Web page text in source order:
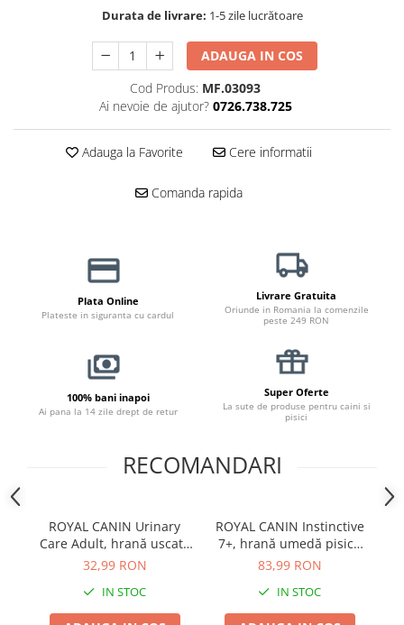
Zgărzi & HamuriDurata de livrare: 1-5 zile lucrătoare
ADAUGA IN COS
Cod Produs: MF.03093
Ai nevoie de ajutor? 0726.738.725
Adauga la Favorite Cere informatii
Comanda rapida
Plata Online
Plateste in siguranta cu cardul
Livrare Gratuita
Oriunde in Romania la comenzile
peste 249 RON
100% bani inapoi
Ai pana la 14 zile drept de retur
Super Oferte
La sute de produse pentru caini si
pisici
RECOMANDARI
ROYAL CANIN Urinary
Care Adult, hrană uscată
pisică, sănătatea tractului
32,99 RON
IN STOC
ROYAL CANIN Instinctive
7+, hrană umedă pisică
(în sos), 12x85g
83,99 RON
IN STOC